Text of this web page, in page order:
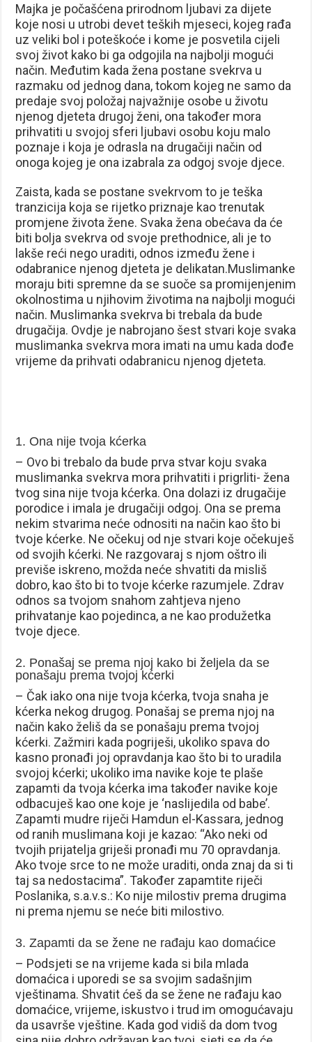
Majka je počašćena prirodnom ljubavi za dijete
koje nosi u utrobi devet teških mjeseci, kojeg rađa
uz veliki bol i poteškoće i kome je posvetila cijeli
svoj život kako bi ga odgojila na najbolji mogući
način. Međutim kada žena postane svekrva u
razmaku od jednog dana, tokom kojeg ne samo da
predaje svoj položaj najvažnije osobe u životu
njenog djeteta drugoj ženi, ona također mora
prihvatiti u svojoj sferi ljubavi osobu koju malo
poznaje i koja je odrasla na drugačiji način od
onoga kojeg je ona izabrala za odgoj svoje djece.
Zaista, kada se postane svekrvom to je teška
tranzicija koja se rijetko priznaje kao trenutak
promjene života žene. Svaka žena obećava da će
biti bolja svekrva od svoje prethodnice, ali je to
lakše reći nego uraditi, odnos između žene i
odabranice njenog djeteta je delikatan.Muslimanke
moraju biti spremne da se suoče sa promijenjenim
okolnostima u njihovim životima na najbolji mogući
način. Muslimanka svekrva bi trebala da bude
drugačija. Ovdje je nabrojano šest stvari koje svaka
muslimanka svekrva mora imati na umu kada dođe
vrijeme da prihvati odabranicu njenog djeteta.
1. Ona nije tvoja kćerka
– Ovo bi trebalo da bude prva stvar koju svaka
muslimanka svekrva mora prihvatiti i prigrliti- žena
tvog sina nije tvoja kćerka. Ona dolazi iz drugačije
porodice i imala je drugačiji odgoj. Ona se prema
nekim stvarima neće odnositi na način kao što bi
tvoje kćerke. Ne očekuj od nje stvari koje očekuješ
od svojih kćerki. Ne razgovaraj s njom oštro ili
previše iskreno, možda neće shvatiti da misliš
dobro, kao što bi to tvoje kćerke razumjele. Zdrav
odnos sa tvojom snahom zahtjeva njeno
prihvatanje kao pojedinca, a ne kao produžetka
tvoje djece.
2. Ponašaj se prema njoj kako bi željela da se
ponašaju prema tvojoj kćerki
– Čak iako ona nije tvoja kćerka, tvoja snaha je
kćerka nekog drugog. Ponašaj se prema njoj na
način kako želiš da se ponašaju prema tvojoj
kćerki. Zažmiri kada pogriješi, ukoliko spava do
kasno pronađi joj opravdanja kao što bi to uradila
svojoj kćerki; ukoliko ima navike koje te plaše
zapamti da tvoja kćerka ima također navike koje
odbacuješ kao one koje je ‘naslijedila od babe’.
Zapamti mudre riječi Hamdun el-Kassara, jednog
od ranih muslimana koji je kazao: “Ako neki od
tvojih prijatelja griješi pronađi mu 70 opravdanja.
Ako tvoje srce to ne može uraditi, onda znaj da si ti
taj sa nedostacima”. Također zapamtite riječi
Poslanika, s.a.v.s.: Ko nije milostiv prema drugima
ni prema njemu se neće biti milostivo.
3. Zapamti da se žene ne rađaju kao domaćice
– Podsjeti se na vrijeme kada si bila mlada
domaćica i uporedi se sa svojim sadašnjim
vještinama. Shvatit ćeš da se žene ne rađaju kao
domaćice, vrijeme, iskustvo i trud im omogućavaju
da usavrše vještine. Kada god vidiš da dom tvog